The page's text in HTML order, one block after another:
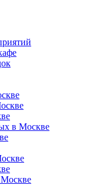
в Москве
Москве